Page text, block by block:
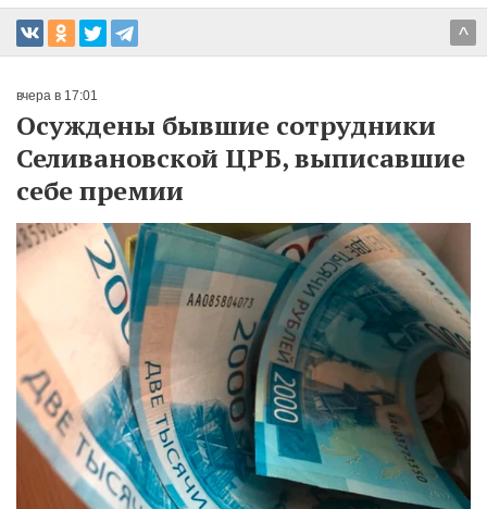
^
вчера в 17:01
Осуждены бывшие сотрудники
Селивановской ЦРБ, выписавшие
себе премии